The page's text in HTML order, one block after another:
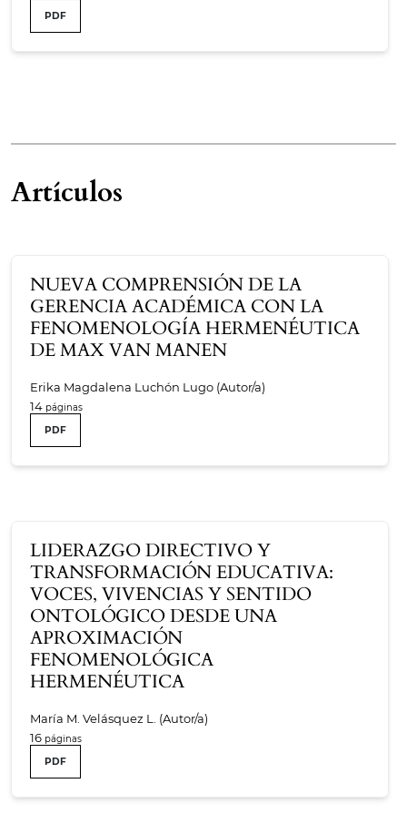
PDF
Artículos
NUEVA COMPRENSIÓN DE LA
GERENCIA ACADÉMICA CON LA
FENOMENOLOGÍA HERMENÉUTICA
DE MAX VAN MANEN
Erika Magdalena Luchón Lugo (Autor/a)
14
PDF
LIDERAZGO DIRECTIVO Y
TRANSFORMACIÓN EDUCATIVA:
VOCES, VIVENCIAS Y SENTIDO
ONTOLÓGICO DESDE UNA
APROXIMACIÓN
FENOMENOLÓGICA
HERMENÉUTICA
María M. Velásquez L. (Autor/a)
16
PDF